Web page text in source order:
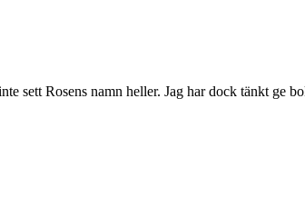
sett Rosens namn heller. Jag har dock tänkt ge